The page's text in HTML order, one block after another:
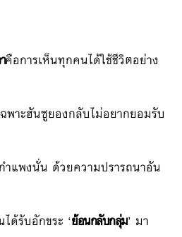
คือการเห็นทุกคนได้ใช้ชีวิตอย่าง
พาะฮันซูยองกลับไม่อยากยอมรับ
แพงนั่น ด้วยความปรารถนาอัน
ด้รับอักขระ ‘ย้อนกลับกลุ่ม’ มา